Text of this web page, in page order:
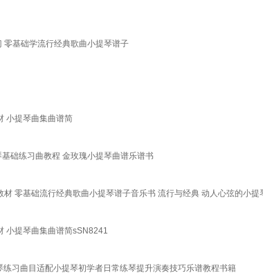
零基础学流行经典歌曲小提琴谱子
小提琴曲集曲谱简
础练习曲教程 金玫瑰小提琴曲谱乐谱书
零基础流行经典歌曲小提琴谱子音乐书 流行与经典 动人心弦的小提
小提琴曲集曲谱简sSN8241
习曲目适配小提琴初学者日常练琴提升演奏技巧乐谱教程书籍